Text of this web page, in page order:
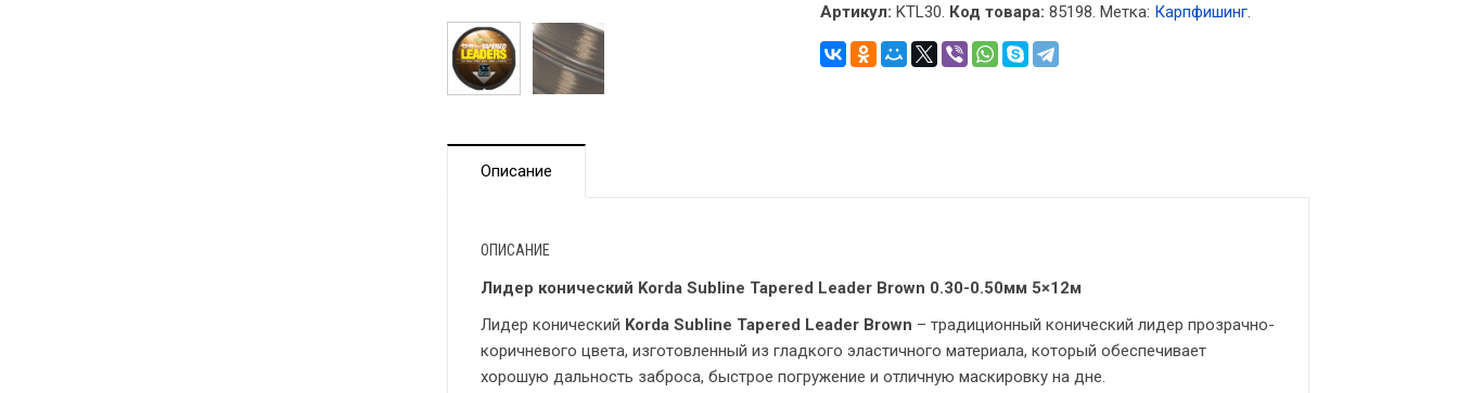
Артикул: KTL30. Код товара: 85198. Метка: Карпфишинг.
Описание
ОПИСАНИЕ
Лидер конический Korda Subline Tapered Leader Brown 0.30-0.50мм 5×12м
Лидер конический Korda Subline Tapered Leader Brown – традиционный конический лидер прозрачно-
коричневого цвета, изготовленный из гладкого эластичного материала, который обеспечивает
хорошую дальность заброса, быстрое погружение и отличную маскировку на дне.